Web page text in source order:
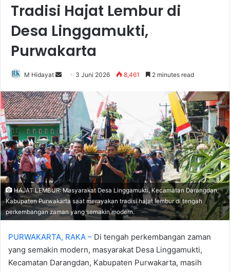
Tradisi Hajat Lembur di
Desa Linggamukti,
Purwakarta
M Hidayat
Send
email
3 Juni 2026 8,461 2 minutes read
HAJAT LEMBUR: Masyarakat Desa Linggamukti, Kecamatan Darangdan,
Kabupaten Purwakarta saat merayakan tradisi hajat lembur di tengah
perkembangan zaman yang semakin modern.
PURWAKARTA, RAKA – Di tengah perkembangan zaman
yang semakin modern, masyarakat Desa Linggamukti,
Kecamatan Darangdan, Kabupaten Purwakarta, masih